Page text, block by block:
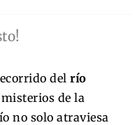
del río
de la
no solo atraviesa